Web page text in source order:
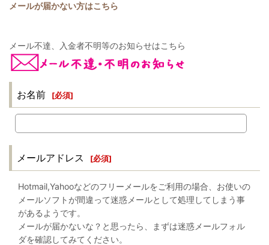
メールが届かない方はこちら
メール不達、入金者不明等のお知らせはこちら
お名前 [必須]
メールアドレス [必須]
Hotmail,Yahooなどのフリーメールをご利用の場合、お使いの
メールソフトが間違って迷惑メールとして処理してしまう事
があるようです。
メールが届かないな？と思ったら、まずは迷惑メールフォル
ダを確認してみてください。